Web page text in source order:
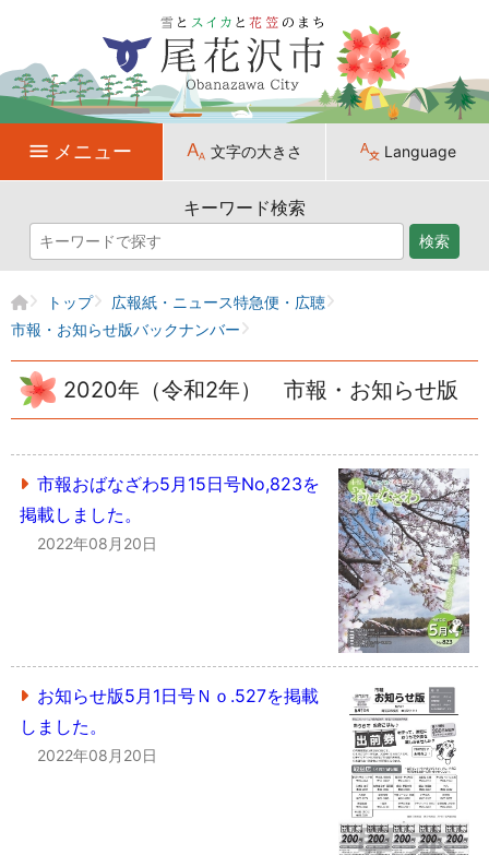
メニュー 文字の大きさ Language
キーワード検索
検索
トップ
広報紙・ニュース特急便・広聴
市報・お知らせ版バックナンバー
2020年（令和2年） 市報・お知らせ版
市報おばなざわ5月15日号No,823を
掲載しました。
2022年08月20日
お知らせ版5月1日号Ｎｏ.527を掲載
しました。
2022年08月20日